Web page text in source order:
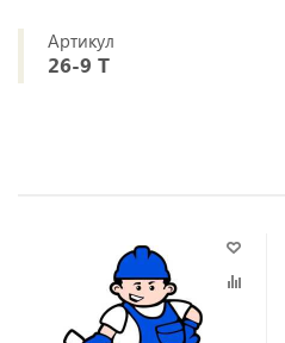
Артикул
26-9 Т